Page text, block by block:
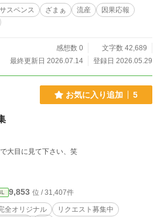
サスペンス ざまぁ 流産
因果応報
感想数 0
文字数 42,689
最終更新日 2026.07.14
登録日 2026.05.29
お気に入り追加 5
大目に見て下さい、笑
9,853 位 / 31,407件
全オリジナル
リクエスト募集中